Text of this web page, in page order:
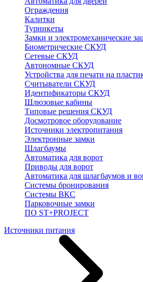
Ограждения
Калитки
Турникеты
Замки и электромеханические
Биометрические СКУД
Сетевые СКУД
Автономные СКУД
Устройства для печати на
Считыватели СКУД
Идентификаторы СКУД
Шлюзовые кабины
Типовые решения СКУД
Досмотровое оборудование
Источники электропитания
Электронные замки
Шлагбаумы
Автоматика для ворот
Приводы для ворот
Автоматика для шлагбаумов и
Системы бронирования
Системы ВКС
Парковочные замки
ПО ST+PROJECT
Источники питания